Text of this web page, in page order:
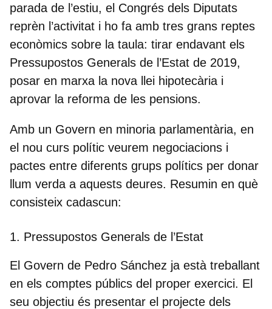
parada de l’estiu, el Congrés dels Diputats
reprèn l’activitat i ho fa amb tres grans reptes
econòmics sobre la taula: tirar endavant els
Pressupostos Generals de l’Estat de 2019,
posar en marxa la nova llei hipotecària i
aprovar la reforma de les pensions.
Amb un Govern en minoria parlamentària, en
el nou curs polític veurem negociacions i
pactes entre diferents grups polítics per donar
llum verda a aquests deures. Resumin en què
consisteix cadascun:
1. Pressupostos Generals de l’Estat
El Govern de Pedro Sánchez ja està treballant
en els comptes públics del proper exercici. El
seu objectiu és presentar el projecte dels